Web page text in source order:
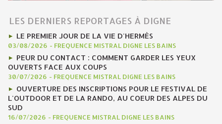
LES DERNIERS REPORTAGES À DIGNE
LE PREMIER JOUR DE LA VIE D'HERMÈS
03/08/2026 - FREQUENCE MISTRAL DIGNE LES BAINS
PEUR DU CONTACT : COMMENT GARDER LES YEUX
OUVERTS FACE AUX COUPS
30/07/2026 - FREQUENCE MISTRAL DIGNE LES BAINS
OUVERTURE DES INSCRIPTIONS POUR LE FESTIVAL DE
L'OUTDOOR ET DE LA RANDO, AU COEUR DES ALPES DU
SUD
16/07/2026 - FREQUENCE MISTRAL DIGNE LES BAINS